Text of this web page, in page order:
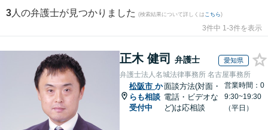
3 人の弁護士が見つかりました (検索結果について詳しくは こちら)
3件中 1-3件を表示
正木 健司 弁護士 愛知県
弁護士法人名城法律事務所 名古屋事務所
松阪市 か
らも相談
受付中
面談方法(対面・
電話・ビデオな
ど)は応相談
営業時間：0
9:30~19:30
（平日）